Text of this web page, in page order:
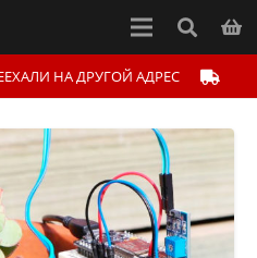
НА ДРУГОЙ АДРЕС